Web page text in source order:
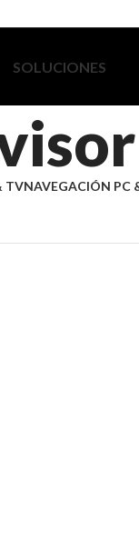
SOLUCIONES
TVNAVEGACIÓN PC